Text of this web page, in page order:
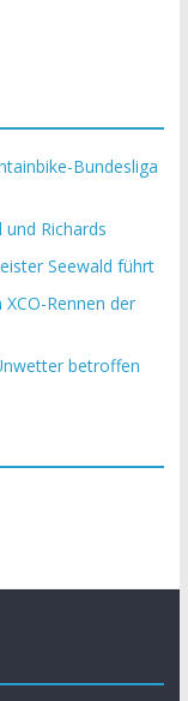
Bundesliga
Richards
Seewald führt
Rennen der
betroffen